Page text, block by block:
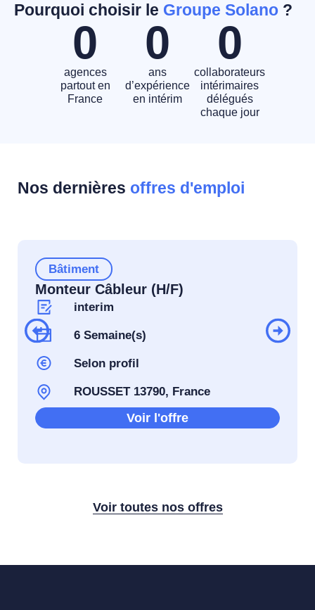
Pourquoi choisir le Groupe Solano ?
agences
partout en
France
0
ans
d’expérience
en intérim
0
collaborateurs
intérimaires
délégués
chaque jour
0
Nos dernières offres d'emploi
Bâtiment
Monteur Câbleur (H/F)
interim
6 Semaine(s)
Selon profil
ROUSSET 13790, France
Voir l'offre
Voir toutes nos offres